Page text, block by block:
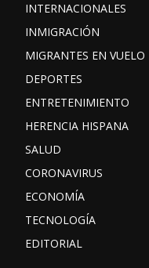
INTERNACIONALES
INMIGRACIÓN
MIGRANTES EN VUELO
DEPORTES
ENTRETENIMIENTO
HERENCIA HISPANA
SALUD
CORONAVIRUS
ECONOMÍA
TECNOLOGÍA
EDITORIAL